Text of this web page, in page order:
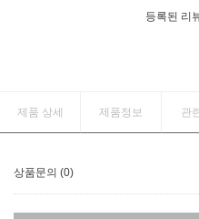
등록된 리
제품 상세 제품정보 관
상품문의 (0)